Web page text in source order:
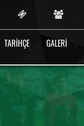
TARIHÇE GALERI